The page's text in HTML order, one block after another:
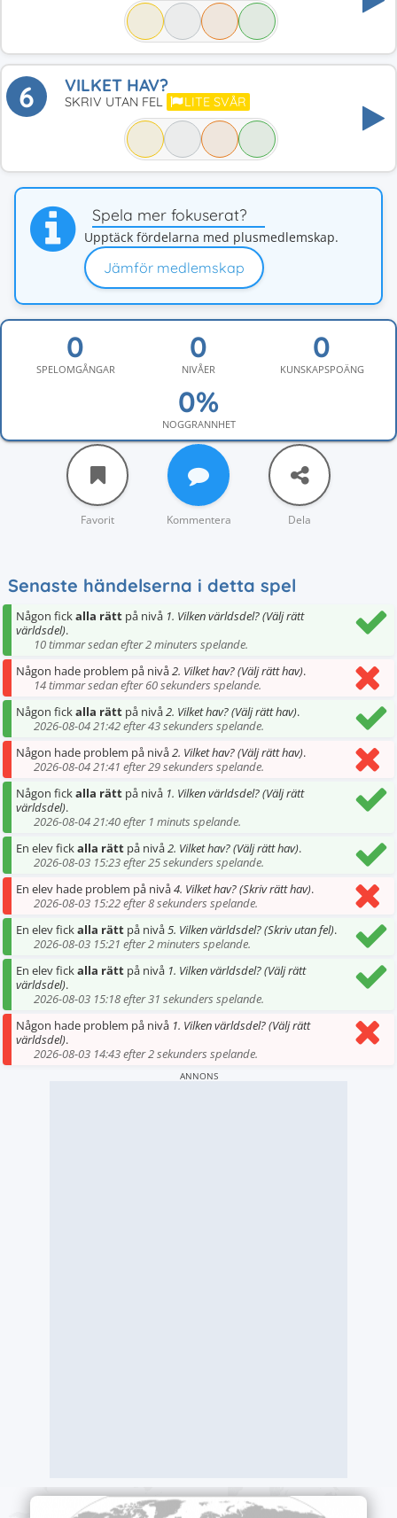
6 VILKET HAV?
SKRIV UTAN FEL LITE SVÅR
Spela mer fokuserat?
Upptäck fördelarna med plusmedlemskap.
Jämför medlemskap
SPELOMGÅNGAR NIVÅER KUNSKAPSPOÄNG
NOGGRANNHET
Favorit Kommentera Dela
Senaste händelserna i detta spel
Någon fickalla rätt på nivå 1. Vilken världsdel? (Välj rätt
världsdel).
10 timmar sedan efter 2 minuters spelande.
Någon hade problem på nivå2. Vilket hav? (Välj rätt hav).
14 timmar sedan efter 60 sekunders spelande.
Någon fickalla rätt på nivå2. Vilket hav? (Välj rätt hav).
2026-08-04 21:42 efter 43 sekunders spelande.
Någon hade problem på nivå2. Vilket hav? (Välj rätt hav).
2026-08-04 21:41 efter 29 sekunders spelande.
Någon fickalla rätt på nivå 1. Vilken världsdel? (Välj rätt
världsdel).
2026-08-04 21:40 efter 1 minuts spelande.
En elev fickalla rätt på nivå2. Vilket hav? (Välj rätt hav).
2026-08-03 15:23 efter 25 sekunders spelande.
En elev hade problem på nivå4. Vilket hav? (Skriv rätt hav).
2026-08-03 15:22 efter 8 sekunders spelande.
En elev fickalla rätt på nivå5. Vilken världsdel? (Skriv utan fel).
2026-08-03 15:21 efter 2 minuters spelande.
En elev fickalla rätt på nivå 1. Vilken världsdel? (Välj rätt
världsdel).
2026-08-03 15:18 efter 31 sekunders spelande.
Någon hade problem på nivå 1. Vilken världsdel? (Välj rätt
världsdel).
2026-08-03 14:43 efter 2 sekunders spelande.
ANNONS